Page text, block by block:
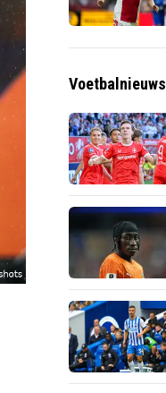
Voetbalnieuws